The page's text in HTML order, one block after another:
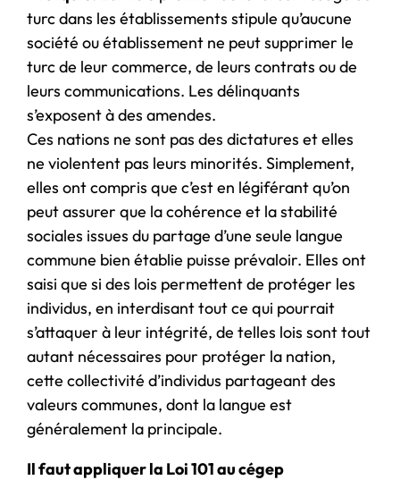
turc dans les établissements stipule qu’aucune
société ou établissement ne peut supprimer le
turc de leur commerce, de leurs contrats ou de
leurs communications. Les délinquants
s’exposent à des amendes.
Ces nations ne sont pas des dictatures et elles
ne violentent pas leurs minorités. Simplement,
elles ont compris que c’est en légiférant qu’on
peut assurer que la cohérence et la stabilité
sociales issues du partage d’une seule langue
commune bien établie puisse prévaloir. Elles ont
saisi que si des lois permettent de protéger les
individus, en interdisant tout ce qui pourrait
s’attaquer à leur intégrité, de telles lois sont tout
autant nécessaires pour protéger la nation,
cette collectivité d’individus partageant des
valeurs communes, dont la langue est
généralement la principale.
Il faut appliquer la Loi 101 au cégep